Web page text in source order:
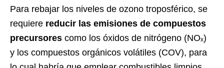
Para rebajar los niveles de ozono troposférico, se
requiere reducir las emisiones de compuestos
precursores como los óxidos de nitrógeno (NOₓ)
y los compuestos orgánicos volátiles (COV), para